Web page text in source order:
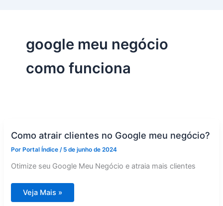
google meu negócio
como funciona
Como atrair clientes no Google meu negócio?
Por Portal Índice/ 5 de junho de 2024
Otimize seu Google Meu Negócio e atraia mais clientes
Como
atrair
Veja Mais »